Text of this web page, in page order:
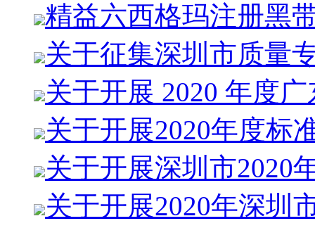
精益六西格玛注册黑
关于征集深圳市质量
关于开展 2020 年度广
关于开展2020年度标
关于开展深圳市2020
关于开展2020年深圳